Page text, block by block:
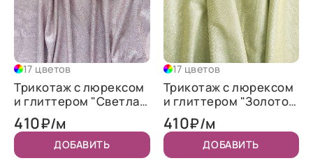
17 цветов
Трикотаж c люрексом
и глиттером "Светлая
пудра"
410₽/м
ДОБАВИТЬ
17 цветов
Трикотаж c люрексом
и глиттером "Золото"
NEW
410₽/м
ДОБАВИТЬ